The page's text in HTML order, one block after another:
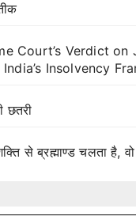
Court’s Verdict on
Insolvency
छतरी
से ब्रह्माण्ड चलता है,